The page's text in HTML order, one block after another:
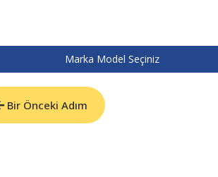
Marka Model Seçiniz
Bir Önceki Adım